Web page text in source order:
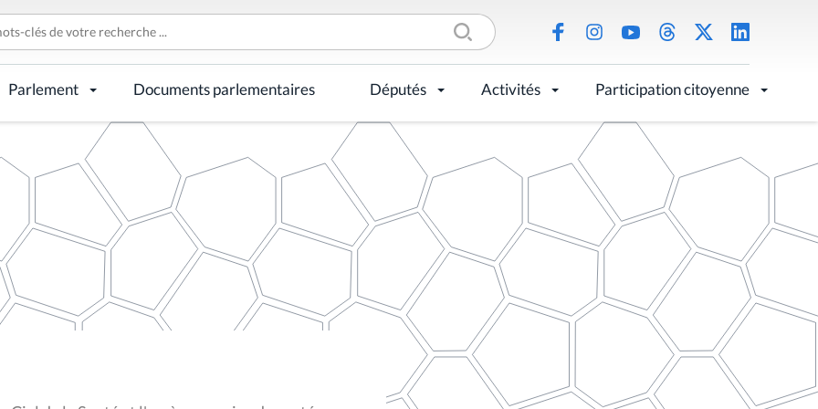
Parlement Documents parlementaires Députés Activités Participation citoyenne